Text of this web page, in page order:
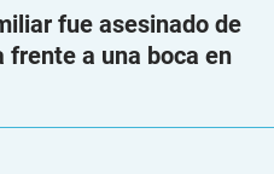
fue asesinado de
frente a una boca en